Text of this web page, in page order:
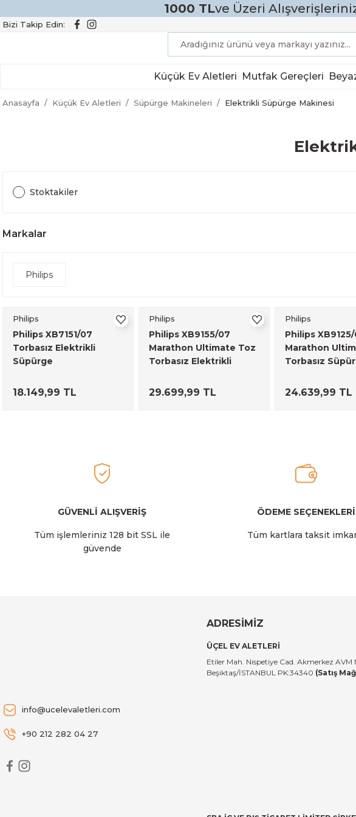
1000 TLve Üzeri
Bizi Takip Edin:
Küçük Ev Aletleri Mutfak Gereçleri
Anasayfa Küçük Ev Aletleri Süpürge Makineleri Elektrikli Süpürge Makinesi
Stoktakiler
Markalar
Philips
Philips
Philips XB7151/07
Torbasız Elektrikli
Süpürge
18.149,99 TL
Philips
Philips XB9155/07
Marathon Ultimate Toz
Torbasız Elektrikli
29.699,99 TL
Philips
Philips
Marathon
Torbasız
24.639,99 TL
GÜVENLİ ALIŞVERİŞ
Tüm işlemleriniz 128 bit SSL ile
güvende
ÖDEME SEÇENEKLERİ
Tüm kartlara taksit
info@ucelevaletleri.com
+90 212 282 04 27
ADRESİMİZ
ÜÇEL EV ALETLERİ
Etiler Mah. Nispetiye Cad. Akmerkez AVM
Beşiktaş/İSTANBUL PK:34340 (Satış